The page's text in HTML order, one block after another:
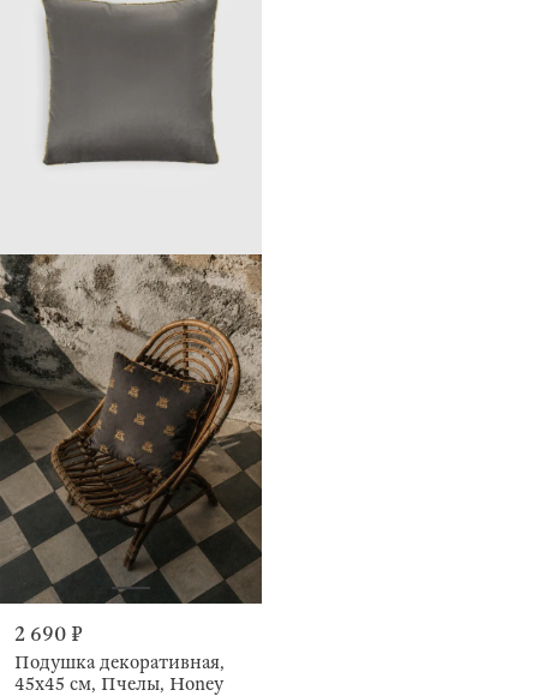
2 690 ₽
Подушка декоративная,
45х45 см, Пчелы, Honey